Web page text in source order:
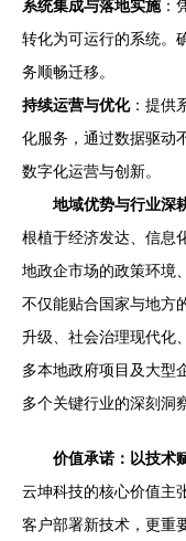
系统集成与落地实施：
转化为可运行的系统。
务顺畅迁移。
持续运营与优化：提供
化服务，通过数据驱动
数字化运营与创新。
地域优势与行业深
根植于经济发达、信息
地政企市场的政策环境
不仅能贴合国家与地方
升级、社会治理现代化
多本地政府项目及大型
多个关键行业的深刻洞
价值承诺：以技术
云坤科技的核心价值主
客户部署新技术，更重